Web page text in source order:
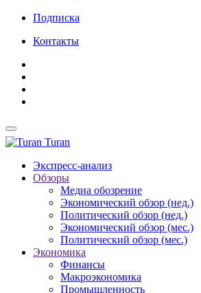
Подписка
Контакты
Turan
Экспресс-анализ
Обзоры
Медиа обозрение
Экономический обзор (нед.)
Политический обзор (нед.)
Экономический обзор (мес.)
Политический обзор (мес.)
Экономика
Финансы
Макроэкономика
Промышленность